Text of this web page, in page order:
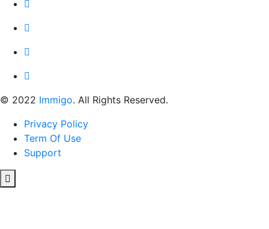
© 2022 Immigo. All Rights Reserved.
Privacy Policy
Term Of Use
Support